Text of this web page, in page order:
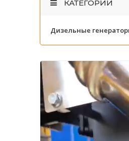
КАТЕГОРИИ
Дизельные